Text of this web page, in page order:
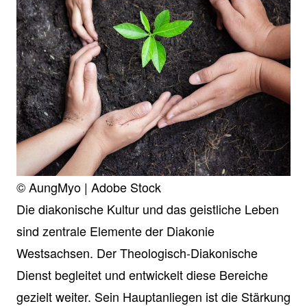
Die diakonische Kultur und das geistliche Leben
sind zentrale Elemente der Diakonie
Westsachsen. Der Theologisch-Diakonische
Dienst begleitet und entwickelt diese Bereiche
gezielt weiter. Sein Hauptanliegen ist die Stärkung
© AungMyo | Adobe Stock